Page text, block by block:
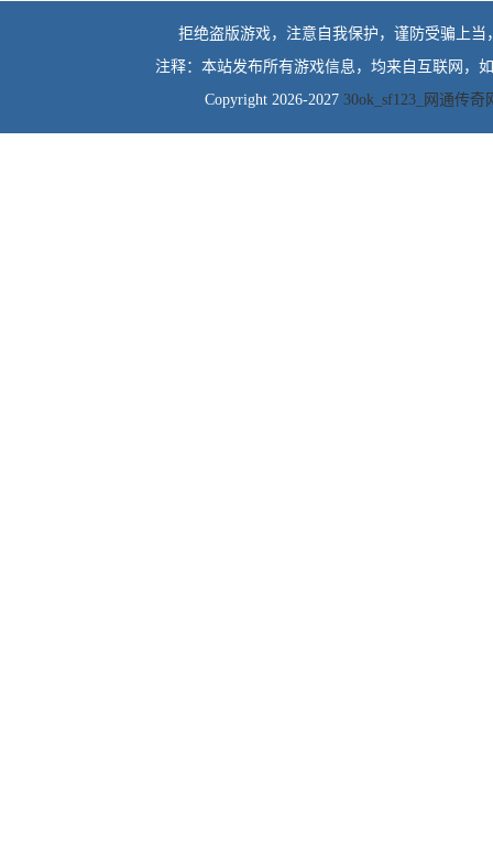
拒绝盗版游戏，注意自我保护，谨防受骗上
注释：本站发布所有游戏信息，均来自互联网，
Copyright 2026-2027 30ok_sf123_网通传奇